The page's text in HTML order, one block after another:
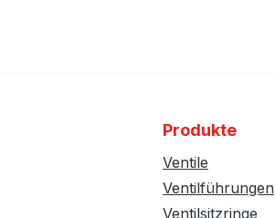
Produkte
Ventile
Ventilführungen
Ventilsitzringe